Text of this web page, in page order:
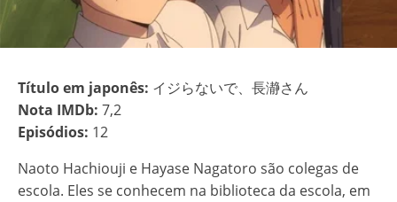
Título em japonês: イジらないで、長瀞さん
Nota IMDb: 7,2
Episódios: 12
Naoto Hachiouji e Hayase Nagatoro são colegas de
escola. Eles se conhecem na biblioteca da escola, em